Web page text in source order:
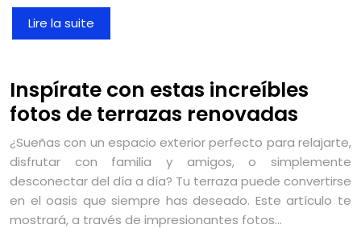
Lire la suite
Inspírate con estas increíbles
fotos de terrazas renovadas
¿Sueñas con un espacio exterior perfecto para relajarte,
disfrutar con familia y amigos, o simplemente
desconectar del día a día? Tu terraza puede convertirse
en el oasis que siempre has deseado. Este artículo te
mostrará, a través de impresionantes fotos…